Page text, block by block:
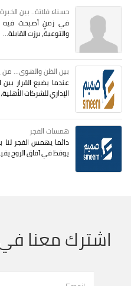
حسناء فلاتة.. بين
في زمنٍ أصبحت فيه
والتوعية، برزت القابلة...
بين الظن والهوى... من
عندما يضيع القرار
الإداري للشركات
همسات الفجر
دائما يهمس الفجر
يوقظ في آفاق الروح
اشترك معنا في